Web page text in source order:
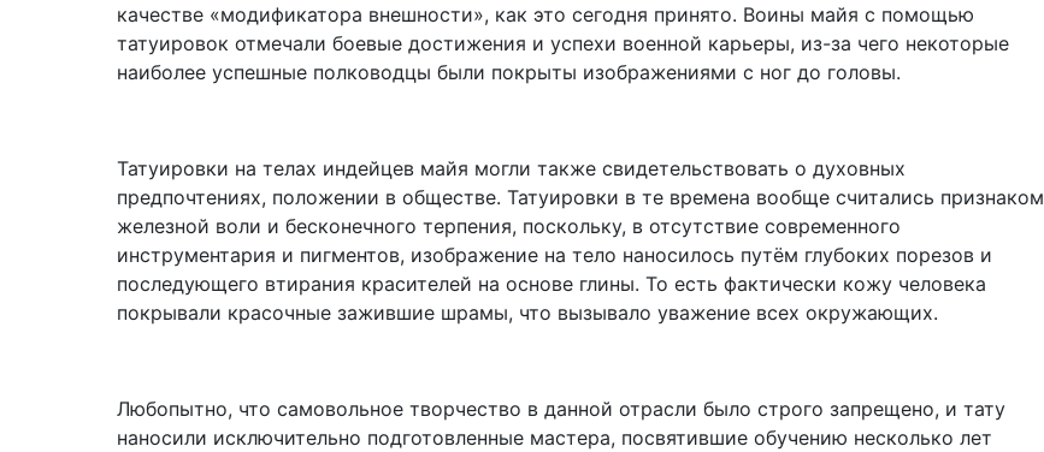
качестве «модификатора внешности», как это сегодня принято. Воины майя с помощью
татуировок отмечали боевые достижения и успехи военной карьеры, из-за чего некоторые
наиболее успешные полководцы были покрыты изображениями с ног до головы.
Татуировки на телах индейцев майя могли также свидетельствовать о духовных
предпочтениях, положении в обществе. Татуировки в те времена вообще считались признаком
железной воли и бесконечного терпения, поскольку, в отсутствие современного
инструментария и пигментов, изображение на тело наносилось путём глубоких порезов и
последующего втирания красителей на основе глины. То есть фактически кожу человека
покрывали красочные зажившие шрамы, что вызывало уважение всех окружающих.
Любопытно, что самовольное творчество в данной отрасли было строго запрещено, и тату
наносили исключительно подготовленные мастера, посвятившие обучению несколько лет